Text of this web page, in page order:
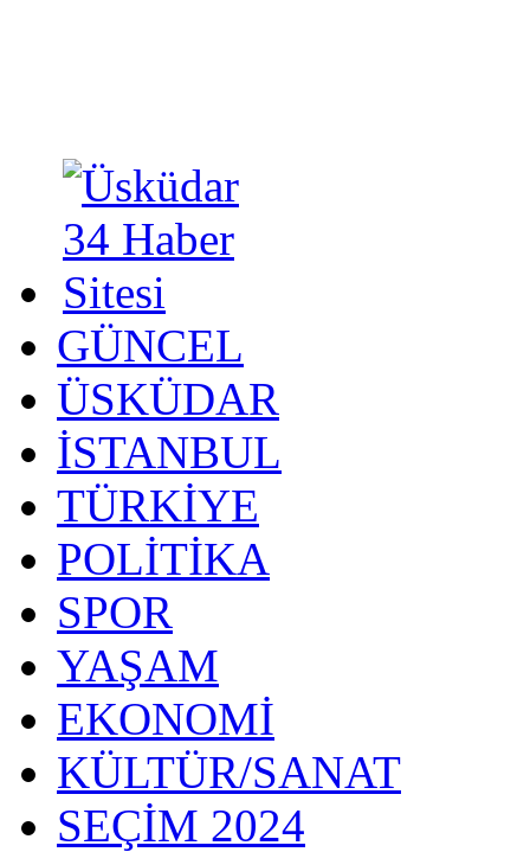
GÜNCEL
ÜSKÜDAR
İSTANBUL
TÜRKİYE
POLİTİKA
SPOR
YAŞAM
EKONOMİ
KÜLTÜR/SANAT
SEÇİM 2024